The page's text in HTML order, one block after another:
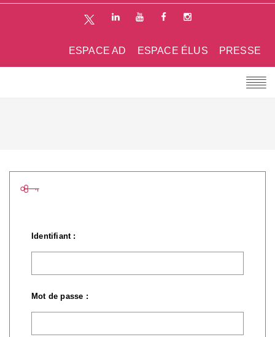
PRESSE
ESPACE ÉLUS
ESPACE AD
Identifiant :
Mot de passe :